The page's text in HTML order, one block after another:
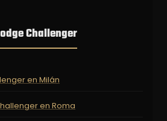
Challenger
en Milán
en Roma